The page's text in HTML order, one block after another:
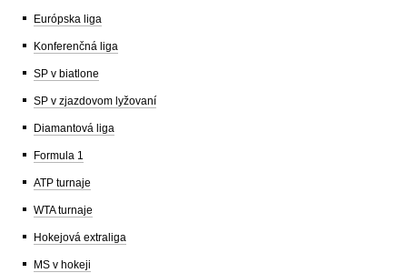
Európska liga
Konferenčná liga
SP v biatlone
SP v zjazdovom lyžovaní
Diamantová liga
Formula 1
ATP turnaje
WTA turnaje
Hokejová extraliga
MS v hokeji